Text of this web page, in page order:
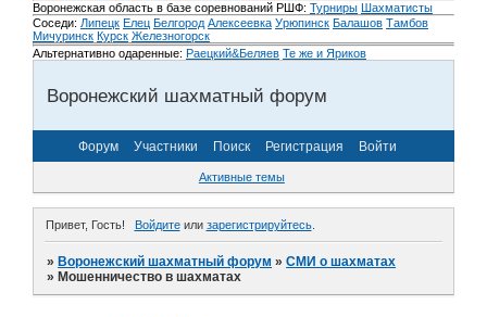
Воронежская область в базе соревнований РШФ: Турниры Шахматисты
Соседи: Липецк Елец Белгород Алексеевка Урюпинск Балашов Тамбов
Мичуринск Курск Железногорск
Альтернативно одаренные: Раецкий&Беляев Те же и Яриков
Воронежский шахматный форум
Форум Участники Поиск Регистрация Войти
Активные темы
Привет, Гость! Войдитеили зарегистрируйтесь.
»Воронежский шахматный форум »СМИ о шахматах
»Мошенничество в шахматах